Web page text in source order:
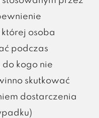
osoba
podczas
kogo nie
skutkować
dostarczenia